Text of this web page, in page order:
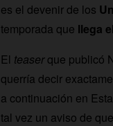
es el devenir de los
temporada que llega
El teaserque publicó
querría decir
a continuación en
tal vez un aviso de